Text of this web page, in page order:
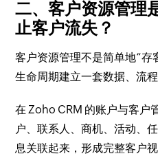
二、客户资源管理
止客户流失？
客户资源管理不是简单地“存
生命周期建立一套数据、流
在 Zoho CRM 的账户与客户
户、联系人、商机、活动、
息关联起来，形成完整客户